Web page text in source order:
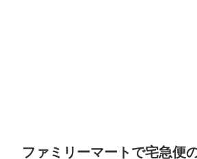
ファミリーマートで宅急便